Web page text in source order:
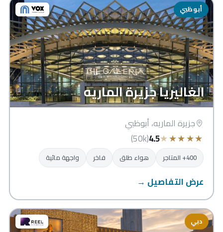
أبوظبي
الغاليريا جزيرة الماريه
جزيرة الماريه، أبوظبي
★
★
★
★
★
4.5
(50k)
400+ المتاجر هواء طلق فاخر واجهة مائية
عرض التفاصيل →
دبي